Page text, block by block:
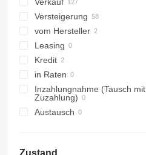
Verkauf
Versteigerung
vom Hersteller
Leasing
Kredit
in Raten
Inzahlungnahme (Tausch mit
Zuzahlung)
Austausch